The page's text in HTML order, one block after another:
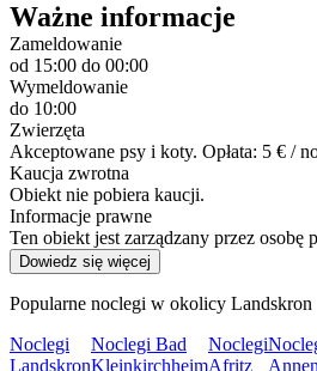
Ważne informacje
Zameldowanie
od 15:00 do 00:00
Wymeldowanie
do 10:00
Zwierzęta
Akceptowane psy i koty. Opłata: 5 € /
Kaucja zwrotna
Obiekt nie pobiera kaucji.
Informacje prawne
Ten obiekt jest zarządzany przez osobę
Dowiedz się więcej
Popularne noclegi w okolicy Landskron
Noclegi
Landskron
Noclegi Bad
Kleinkirchheim
Noclegi
Afritz